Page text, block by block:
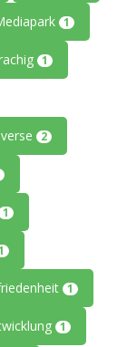
1
1
2
1
1
1